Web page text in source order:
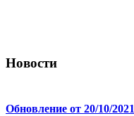
Новости
Обновление от 20/10/2021